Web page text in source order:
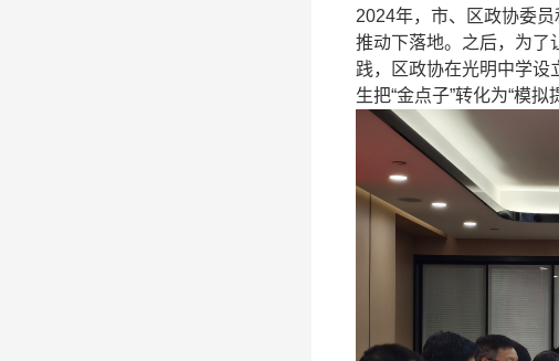
2024年，市、区政协委
推动下落地。之后，为了
践，区政协在光明中学设
生把“金点子”转化为“模